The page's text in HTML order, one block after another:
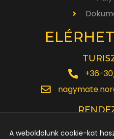
+36-
A weboldalunk cookie-kat